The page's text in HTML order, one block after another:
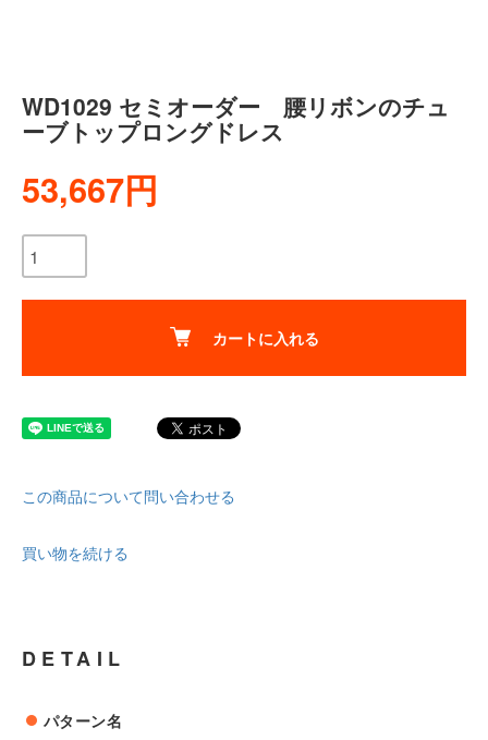
WD1029 セミオーダー 腰リボンのチュ
ーブトップロングドレス
53,667円
カートに入れる
この商品について問い合わせる
買い物を続ける
DETAIL
パターン名